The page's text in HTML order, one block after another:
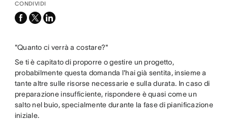
CONDIVIDI
facebook
x-
linkedin
"Quanto ci verrà a costare?"
Se ti è capitato di proporre o gestire un progetto,
probabilmente questa domanda l'hai già sentita, insieme a
tante altre sulle risorse necessarie e sulla durata. In caso di
preparazione insufficiente, rispondere è quasi come un
salto nel buio, specialmente durante la fase di pianificazione
iniziale.